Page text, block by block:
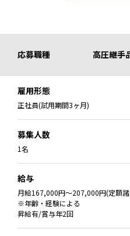
応募職種 高圧継手
雇用形態
正社員(試用期間3ヶ月)
募集人数
1名
給与
月給167,000円〜207,000円(定額
※年齢・経験による
昇給有/賞与年2回